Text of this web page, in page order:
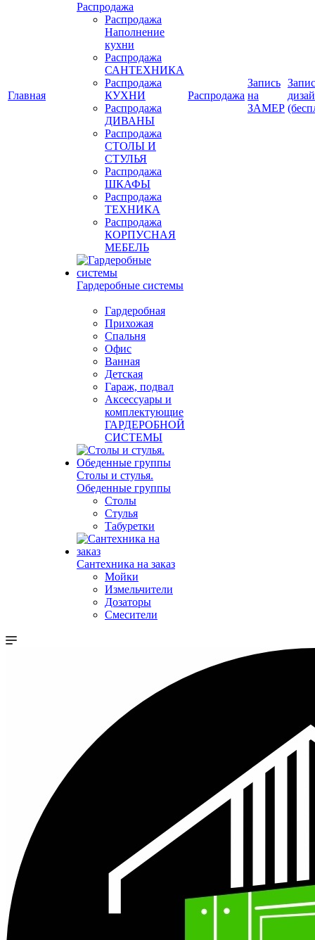
Главная
Распродажа
Распродажа
Наполнение
кухни
Распродажа
САНТЕХНИКА
Распродажа
КУХНИ
Распродажа
ДИВАНЫ
Распродажа
СТОЛЫ И
СТУЛЬЯ
Распродажа
ШКАФЫ
Распродажа
ТЕХНИКА
Распродажа
КОРПУСНАЯ
МЕБЕЛЬ
Гардеробные системы
Гардеробная
Прихожая
Спальня
Офис
Ванная
Детская
Гараж, подвал
Аксессуары и
комплектующие
ГАРДЕРОБНОЙ
СИСТЕМЫ
Столы и стулья.
Обеденные группы
Столы
Стулья
Табуретки
Сантехника на заказ
Мойки
Измельчители
Дозаторы
Смесители
Распродажа
Запись
на
ЗАМЕР